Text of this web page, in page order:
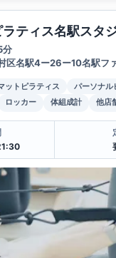
ティス名駅スタ
分
区名駅4ー26ー10名駅フ
ットピラティス
パーソナル
ロッカー 体組成計 他店